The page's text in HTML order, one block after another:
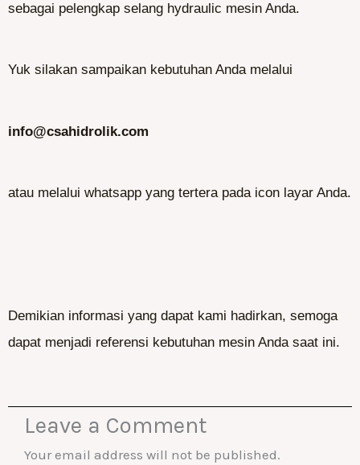
sebagai pelengkap selang hydraulic mesin Anda.
Yuk silakan sampaikan kebutuhan Anda melalui
info@csahidrolik.com
atau melalui whatsapp yang tertera pada icon layar Anda.
Demikian informasi yang dapat kami hadirkan, semoga
dapat menjadi referensi kebutuhan mesin Anda saat ini.
Leave a Comment
Your email address will not be published.